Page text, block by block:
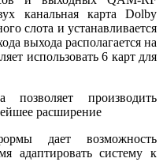
канальная карта Dolby
слота и устанавливается
выхода располагается на
использовать 6 карт для
позволяет производить
расширение
дает возможность
адаптировать систему к